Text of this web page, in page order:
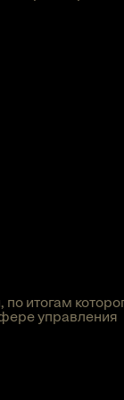
итогам
управления